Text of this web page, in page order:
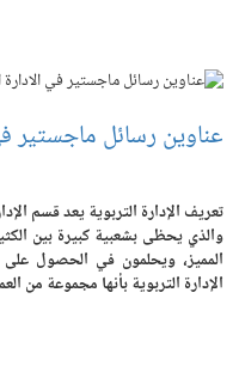
عناوين رسائل ماجستير
تعريف الإدارة التربوية يعد قسم
والذي يحظى بشعبية كبيرة بين
المميز، ويحلمون في الحصول
الإدارة التربوية بأنها مجموعة من